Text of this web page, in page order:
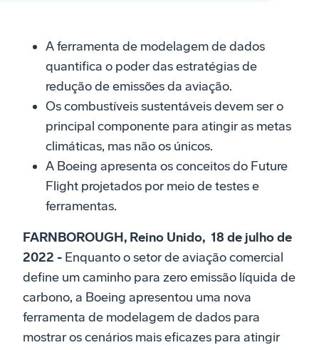
A ferramenta de modelagem de dados
quantifica o poder das estratégias de
redução de emissões da aviação.
Os combustíveis sustentáveis devem ser o
principal componente para atingir as metas
climáticas, mas não os únicos.
A Boeing apresenta os conceitos do Future
Flight projetados por meio de testes e
ferramentas.
FARNBOROUGH, Reino Unido, 18 de julho de
2022 - Enquanto o setor de aviação comercial
define um caminho para zero emissão líquida de
carbono, a Boeing apresentou uma nova
ferramenta de modelagem de dados para
mostrar os cenários mais eficazes para atingir